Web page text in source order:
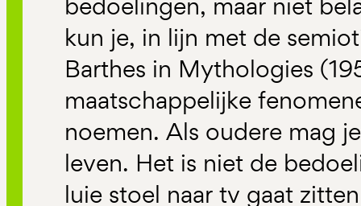
kun je, in lijn met de
Barthes in Mythologies
maatschappelijke
noemen. Als oudere mag
leven. Het is niet de
luie stoel naar tv gaat